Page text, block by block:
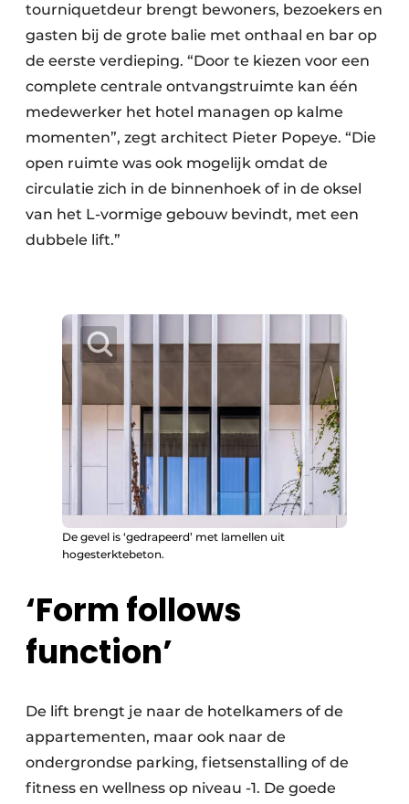
Zonwering
tourniquetdeur brengt bewoners, bezoekers en
gasten bij de grote balie met onthaal en bar op
de eerste verdieping. “Door te kiezen voor een
complete centrale ontvangstruimte kan één
medewerker het hotel managen op kalme
momenten”, zegt architect Pieter Popeye. “Die
open ruimte was ook mogelijk omdat de
circulatie zich in de binnenhoek of in de oksel
van het L-vormige gebouw bevindt, met een
dubbele lift.”
De gevel is ‘gedrapeerd’ met lamellen uit
hogesterktebeton.
‘Form follows
function’
De lift brengt je naar de hotelkamers of de
appartementen, maar ook naar de
ondergrondse parking, fietsenstalling of de
fitness en wellness op niveau -1. De goede